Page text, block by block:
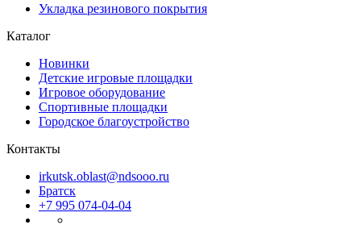
Укладка резинового покрытия
Каталог
Новинки
Детские игровые площадки
Игровое оборудование
Спортивные площадки
Городское благоустройство
Контакты
irkutsk.oblast@ndsooo.ru
Братск
+7 995 074-04-04